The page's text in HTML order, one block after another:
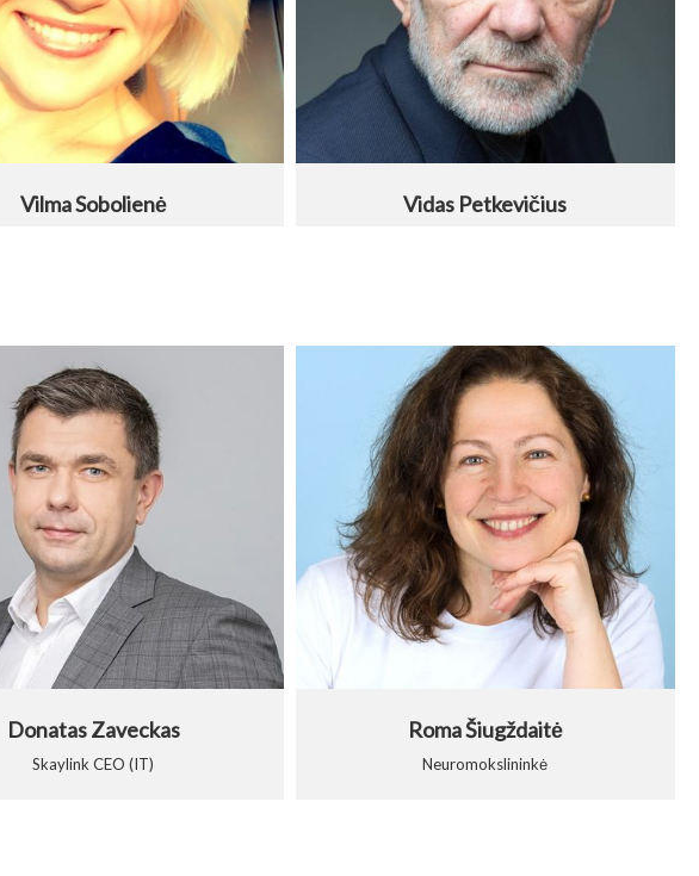
Vilma Sobolienė Vidas Petkevičius
Donatas Zaveckas
Skaylink CEO (IT)
Roma Šiugždaitė
Neuromokslininkė